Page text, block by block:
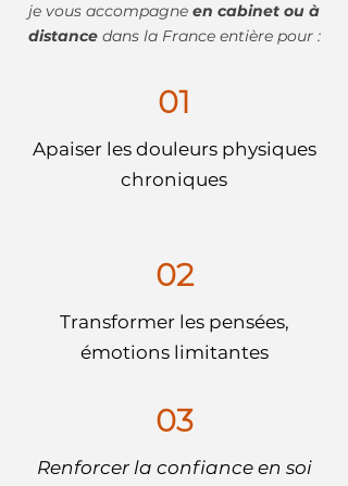
je vous accompagne en cabinet ou à
distancedans la France entière pour :
01
Apaiser les douleurs physiques
chroniques
02
Transformer les pensées,
émotions limitantes
03
Renforcer la confiance en soi